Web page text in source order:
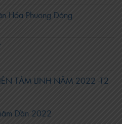
Hóa Phương Đông
TÂM LINH NĂM 2022 -T2
Dần 2022